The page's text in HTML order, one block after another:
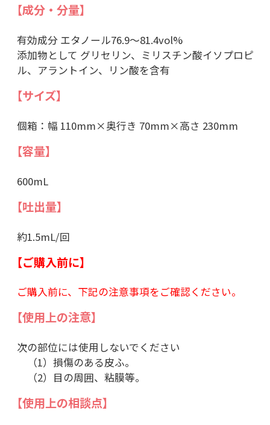
【成分・分量】
有効成分 エタノール76.9～81.4vol%
添加物として グリセリン、ミリスチン酸イソプロピ
ル、アラントイン、リン酸を含有
【サイズ】
個箱：幅 110mm×奥行き 70mm×高さ 230mm
【容量】
600mL
【吐出量】
約1.5mL/回
【ご購入前に】
ご購入前に、下記の注意事項をご確認ください。
【使用上の注意】
次の部位には使用しないでください
（1）損傷のある皮ふ。
（2）目の周囲、粘膜等。
【使用上の相談点】